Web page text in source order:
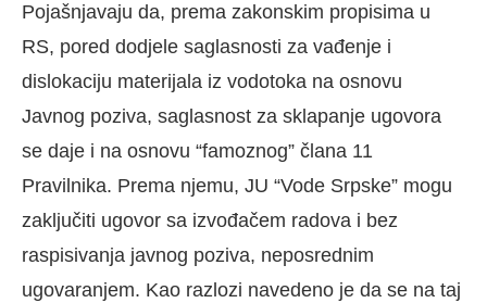
Pojašnjavaju da, prema zakonskim propisima u
RS, pored dodjele saglasnosti za vađenje i
dislokaciju materijala iz vodotoka na osnovu
Javnog poziva, saglasnost za sklapanje ugovora
se daje i na osnovu “famoznog” člana 11
Pravilnika. Prema njemu, JU “Vode Srpske” mogu
zaključiti ugovor sa izvođačem radova i bez
raspisivanja javnog poziva, neposrednim
ugovaranjem. Kao razlozi navedeno je da se na taj